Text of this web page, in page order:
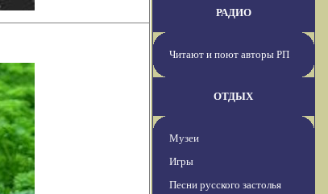
РАДИО
Читают и поют авторы РП
ОТДЫХ
Музеи
Игры
Песни русского застолья